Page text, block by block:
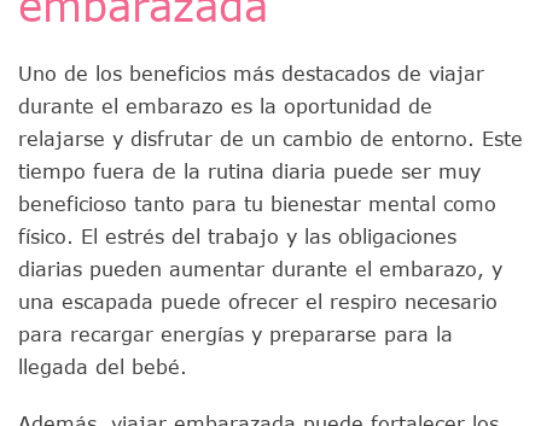
Uno de los beneficios más destacados de viajar
durante el embarazo es la oportunidad de
relajarse y disfrutar de un cambio de entorno. Este
tiempo fuera de la rutina diaria puede ser muy
beneficioso tanto para tu bienestar mental como
físico. El estrés del trabajo y las obligaciones
diarias pueden aumentar durante el embarazo, y
una escapada puede ofrecer el respiro necesario
para recargar energías y prepararse para la
llegada del bebé.